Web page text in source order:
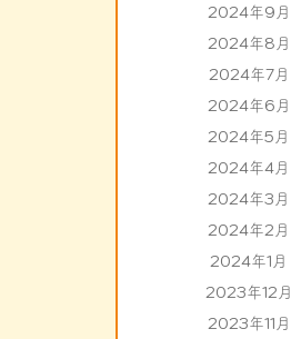
2024年9月
2024年8月
2024年7月
2024年6月
2024年5月
2024年4月
2024年3月
2024年2月
2024年1月
2023年12月
2023年11月